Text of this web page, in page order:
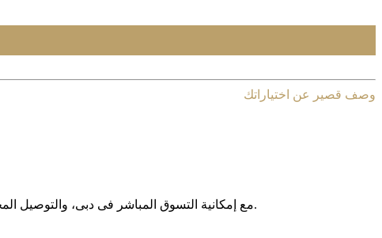
وصف قصير عن اختياراتك
مع إمکانیة التسوق المباشر فی دبی، والتوصیل المجانی داخل الإمارات العربیة المتحدة، وخدمة الشحن الدولی إلى أکثر من 130 دولة حول العالم، نوفر لکم تجربة تسوق آمنة وبدون حدود.